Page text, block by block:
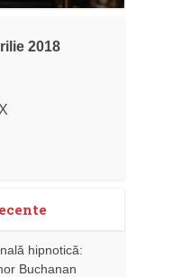
2018
hipnotică:
Buchanan